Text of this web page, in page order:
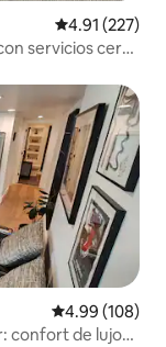
Calificación
4.91 (227)
servicios cerca
Calificación
4.99 (108)
confort de lujo